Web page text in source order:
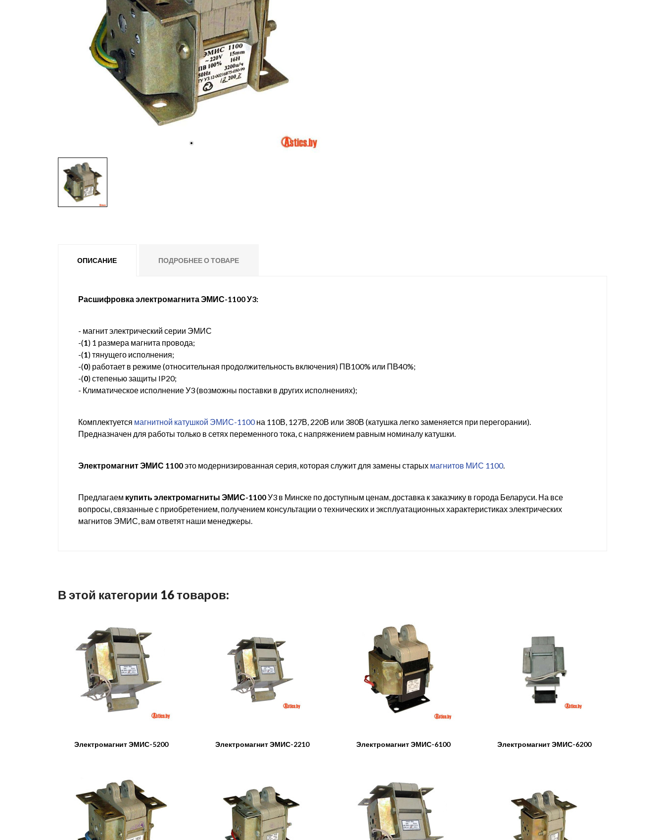
ОПИСАНИЕ ПОДРОБНЕЕ О ТОВАРЕ
Расшифровка электромагнита ЭМИС-1100 У3:
- магнит электрический серии ЭМИС
-(1) 1 размера магнита провода;
-(1) тянущего исполнения;
-(0) работает в режиме (относительная продолжительность включения) ПВ100% или ПВ40%;
-(0) степенью защиты IP20;
- Климатическое исполнение У3 (возможны поставки в других исполнениях);
Комплектуется магнитной катушкой ЭМИС-1100на 110В, 127В, 220В или 380В (катушка легко заменяется при перегорании).
Предназначен для работы только в сетях переменного тока, с напряжением равным номиналу катушки.
Электромагнит ЭМИС 1100это модернизированная серия, которая служит для замены старых магнитов МИС 1100.
Предлагаем купить электромагниты ЭМИС-1100У3 в Минске по доступным ценам, доставка к заказчику в города Беларуси. На все
вопросы, связанные с приобретением, получением консультации о технических и эксплуатационных характеристиках электрических
магнитов ЭМИС, вам ответят наши менеджеры.
В этой категории 16 товаров:
Электромагнит ЭМИС-5200 Электромагнит ЭМИС-2210 Электромагнит ЭМИС-6100 Электромагнит ЭМИС-6200